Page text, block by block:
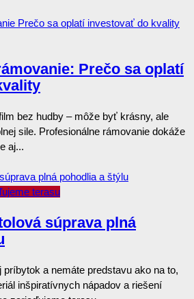
Prečo sa oplatí
bez hudby – môže byť krásny, ale
sile. Profesionálne rámovanie dokáže
aj...
terasu
súprava plná
a nemáte predstavu ako na to,
inšpiratívnych nápadov a riešení